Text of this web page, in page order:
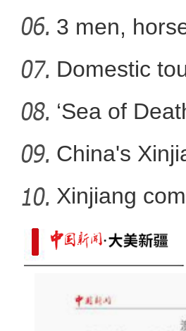
新疆：
3 men,
Domestic
‘Sea of
China's
Xinjiang
expressway